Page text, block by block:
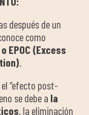
después de un
como
EPOC (Excess
“efecto post-
se debe a la
, la eliminación